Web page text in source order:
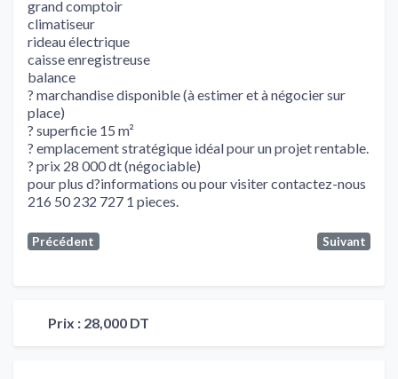
grand comptoir
climatiseur
rideau électrique
caisse enregistreuse
balance
? marchandise disponible (à estimer et à négocier sur
place)
? superficie 15 m²
? emplacement stratégique idéal pour un projet rentable.
? prix 28 000 dt (négociable)
pour plus d?informations ou pour visiter contactez-nous
216 50 232 727 1 pieces.
Précédent Suivant
Prix : 28,000 DT